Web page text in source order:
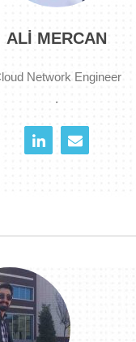
ALI MERCAN
Network Engineer
.